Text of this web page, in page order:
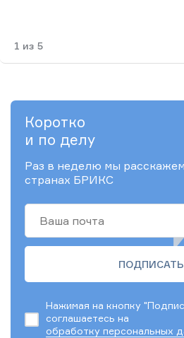
1 из 5
Коротко
и по делу
Раз в неделю мы
странах БРИКС
Нажимая на кнопку
соглашаетесь на
обработку персональных